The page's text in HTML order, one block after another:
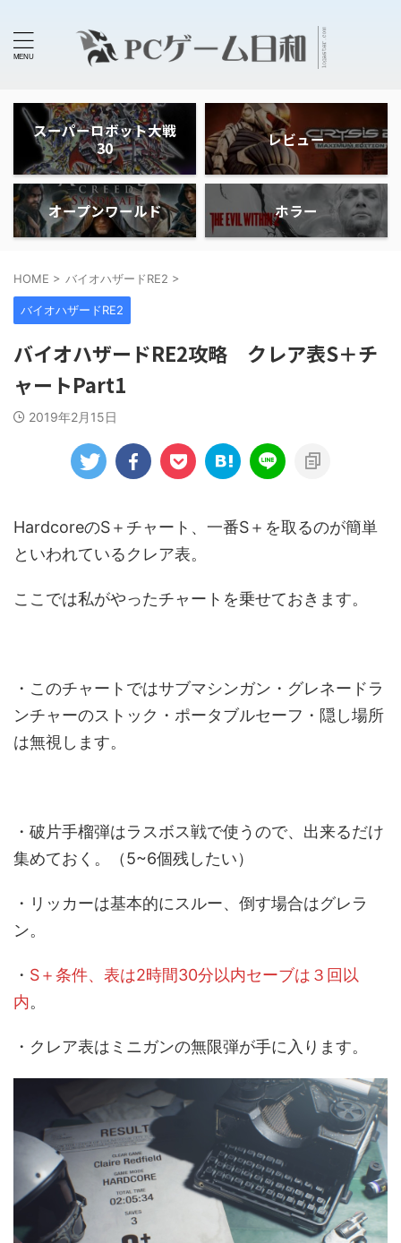
スーパーロボット大戦
30
レビュー
オープンワールド ホラー
HOME > バイオハザードRE2 >
バイオハザードRE2
バイオハザードRE2攻略 クレア表S＋チ
ャートPart1
2019年2月15日
HardcoreのS＋チャート、一番S＋を取るのが簡単
といわれているクレア表。
ここでは私がやったチャートを乗せておきます。
・このチャートではサブマシンガン・グレネードラ
ンチャーのストック・ポータブルセーフ・隠し場所
は無視します。
・破片手榴弾はラスボス戦で使うので、出来るだけ
集めておく。（5~6個残したい）
・リッカーは基本的にスルー、倒す場合はグレラ
ン。
・ S＋条件、表は2時間30分以内セーブは３回以
内。
・クレア表はミニガンの無限弾が手に入ります。